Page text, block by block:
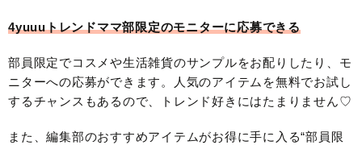
4yuuuトレンドママ部限定のモニターに応募できる
部員限定でコスメや生活雑貨のサンプルをお配りしたり、モ
ニターへの応募ができます。人気のアイテムを無料でお試し
するチャンスもあるので、トレンド好きにはたまりません♡
また、編集部のおすすめアイテムがお得に手に入る“部員限